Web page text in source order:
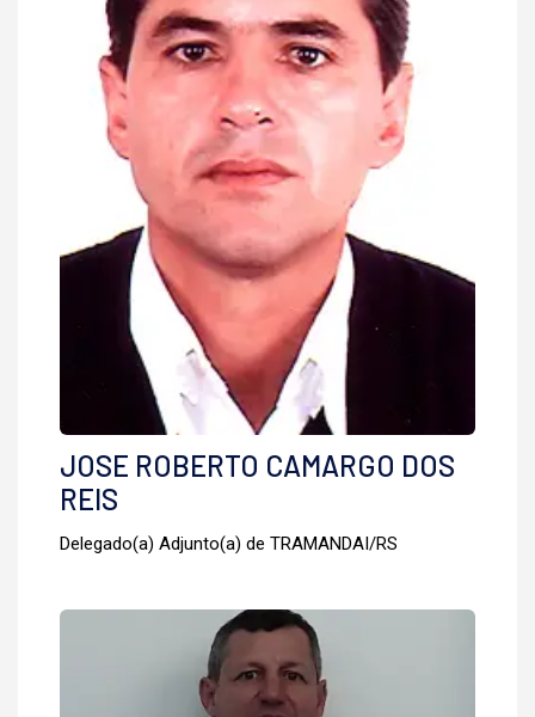
JOSE ROBERTO CAMARGO DOS
REIS
Delegado(a) Adjunto(a) de TRAMANDAI/RS